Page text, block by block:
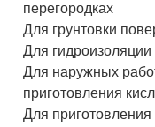
перегородках
Для грунтовки
Для гидроизоляции
Для наружных
приготовления
Для